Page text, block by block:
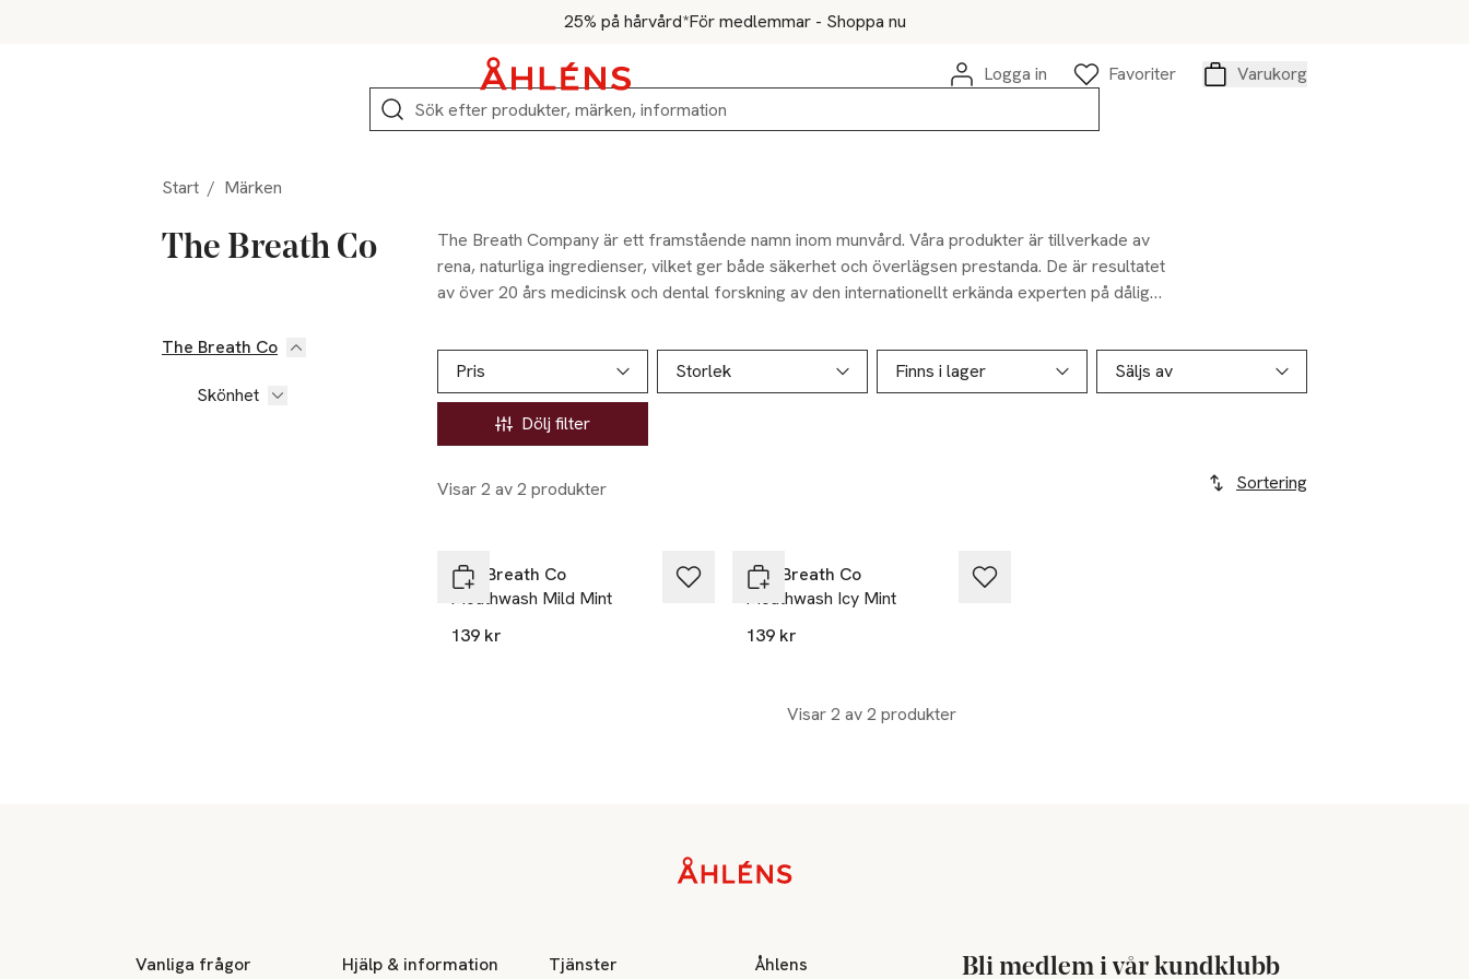
25% på hårvård*För medlemmar - Shoppa nu
Logga in
Favoriter
Varukorg
Sök
Start / Märken
The Breath Co
The Breath Company är ett framstående namn inom munvård. Våra produkter är tillverkade av
rena, naturliga ingredienser, vilket ger både säkerhet och överlägsen prestanda. De är resultatet
av över 20 års medicinsk och dental forskning av den internationellt erkända experten på dålig
den mest effektiva långsiktiga lösningen för att förebygga dålig andedräkt utan recept. Till
skillnad från tillfälliga korrigeringar, bekämpar den aktivt dålig andedräkt i imponerande 12
timmar. På The Breath Co. prioriterar vi autenticitet och resultat, och erbjuder en fläkt av
självförtroende som varar.
Hoppa till produktsidan
The Breath Co
Skönhet
Hoppa till produktsidan
Pris
Storlek Finns i lager Säljs av
Dölj filter
Visar 2 av 2 produkter Sortering
Lista över produkter
The Breath Co
Mouthwash Mild Mint
139 kr
The Breath Co
Mouthwash Icy Mint
139 kr
Visar 2 av 2 produkter
Vanliga frågor Hjälp & information Tjänster Åhlens Bli medlem i vår kundklubb